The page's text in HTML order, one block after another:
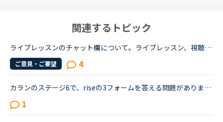
関連するトピック
ライブレッスンのチャット欄について。ライブレッスン、視聴者、受講者ともに体験してみました。結構楽しかったのですが、視聴者側の時に現れたチャットの存在意義がわかりません。受講者も先生も視聴者チャット...
ご意見・ご要望 4
カランのステージ6で、riseの3フォームを答える問題がありました。NewWorkのListenで講師に「ライセン」(カタカナ発音表記ですみません)と言われて「？？？」となりましたが、なんどか聞き取れないでいるうちに、...
1